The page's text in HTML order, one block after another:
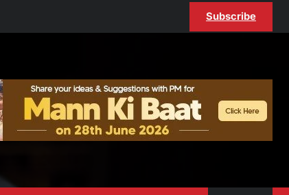
Subscribe